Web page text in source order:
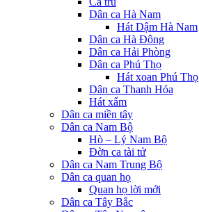
Dân ca Hà Nam
Hát Dậm Hà Nam
Dân ca Hà Đông
Dân ca Hải Phòng
Dân ca Phú Thọ
Hát xoan Phú Thọ
Dân ca Thanh Hóa
Hát xẩm
Dân ca miền tây
Dân ca Nam Bộ
Hò – Lý Nam Bộ
Đờn ca tài tử
Dân ca Nam Trung Bộ
Dân ca quan họ
Quan họ lời mới
Dân ca Tây Bắc